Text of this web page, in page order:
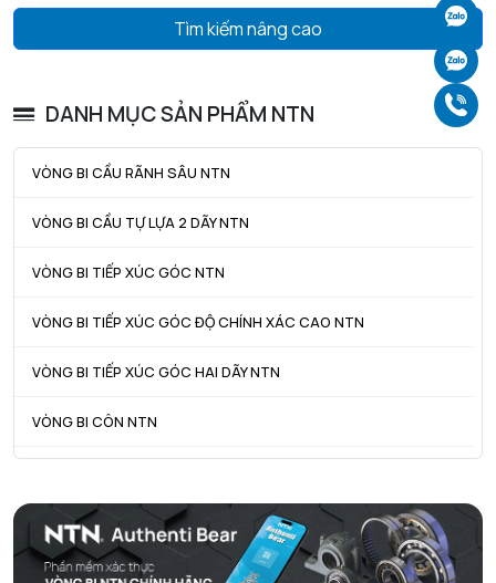
Tìm kiếm nâng cao
DANH MỤC SẢN PHẨM NTN
VÒNG BI CẦU RÃNH SÂU NTN
VÒNG BI CẦU TỰ LỰA 2 DÃY NTN
VÒNG BI TIẾP XÚC GÓC NTN
VÒNG BI TIẾP XÚC GÓC ĐỘ CHÍNH XÁC CAO NTN
VÒNG BI TIẾP XÚC GÓC HAI DÃY NTN
VÒNG BI CÔN NTN
VÒNG BI TANG TRỐNG CHẶN TRỤC NTN
VÒNG BI ĐŨA TRỤ NTN